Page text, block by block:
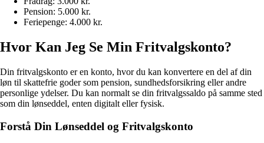
Pension: 5.000 kr.
Feriepenge: 4.000 kr.
Hvor Kan Jeg Se Min Fritvalgskonto?
Din fritvalgskonto er en konto, hvor du kan konvertere en del af din
løn til skattefrie goder som pension, sundhedsforsikring eller andre
personlige ydelser. Du kan normalt se din fritvalgssaldo på samme sted
som din lønseddel, enten digitalt eller fysisk.
Forstå Din Lønseddel og Fritvalgskonto